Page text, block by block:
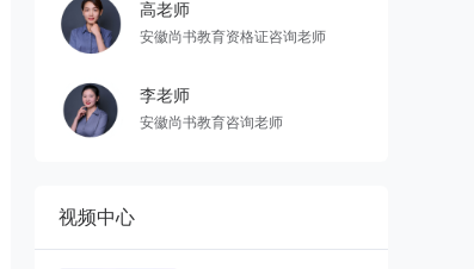
高老师
安徽尚书教育资格证咨询老师
李老师
安徽尚书教育咨询老师
视频中心